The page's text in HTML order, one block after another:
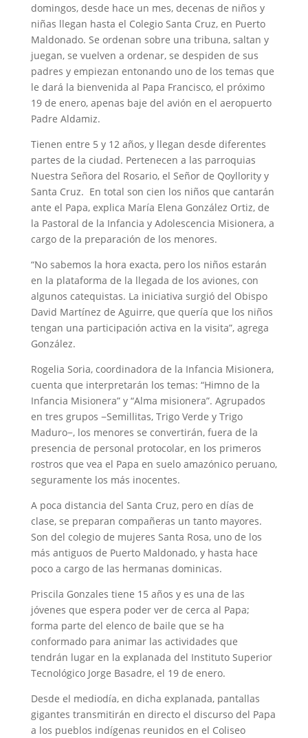
domingos, desde hace un mes, decenas de niños y
niñas llegan hasta el Colegio Santa Cruz, en Puerto
Maldonado. Se ordenan sobre una tribuna, saltan y
juegan, se vuelven a ordenar, se despiden de sus
padres y empiezan entonando uno de los temas que
le dará la bienvenida al Papa Francisco, el próximo
19 de enero, apenas baje del avión en el aeropuerto
Padre Aldamiz.
Tienen entre 5 y 12 años, y llegan desde diferentes
partes de la ciudad. Pertenecen a las parroquias
Nuestra Señora del Rosario, el Señor de Qoyllority y
Santa Cruz. En total son cien los niños que cantarán
ante el Papa, explica María Elena González Ortiz, de
la Pastoral de la Infancia y Adolescencia Misionera, a
cargo de la preparación de los menores.
“No sabemos la hora exacta, pero los niños estarán
en la plataforma de la llegada de los aviones, con
algunos catequistas. La iniciativa surgió del Obispo
David Martínez de Aguirre, que quería que los niños
tengan una participación activa en la visita”, agrega
González.
Rogelia Soria, coordinadora de la Infancia Misionera,
cuenta que interpretarán los temas: “Himno de la
Infancia Misionera” y “Alma misionera”. Agrupados
en tres grupos −Semillitas, Trigo Verde y Trigo
Maduro−, los menores se convertirán, fuera de la
presencia de personal protocolar, en los primeros
rostros que vea el Papa en suelo amazónico peruano,
seguramente los más inocentes.
A poca distancia del Santa Cruz, pero en días de
clase, se preparan compañeras un tanto mayores.
Son del colegio de mujeres Santa Rosa, uno de los
más antiguos de Puerto Maldonado, y hasta hace
poco a cargo de las hermanas dominicas.
Priscila Gonzales tiene 15 años y es una de las
jóvenes que espera poder ver de cerca al Papa;
forma parte del elenco de baile que se ha
conformado para animar las actividades que
tendrán lugar en la explanada del Instituto Superior
Tecnológico Jorge Basadre, el 19 de enero.
Desde el mediodía, en dicha explanada, pantallas
gigantes transmitirán en directo el discurso del Papa
a los pueblos indígenas reunidos en el Coliseo